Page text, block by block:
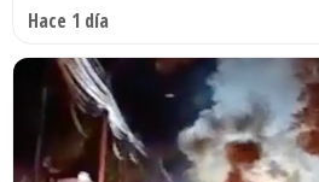
Hace 1 día